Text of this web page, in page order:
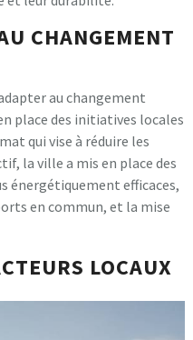
CHANGEMENT
au changement
place des initiatives locales
qui vise à réduire les
la ville a mis en place des
énergétiquement efficaces,
en commun, et la mise
LOCAUX